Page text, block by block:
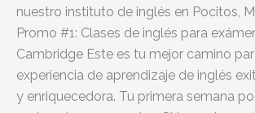
nuestro instituto de inglés en Pocitos,
Promo #1: Clases de inglés para
Cambridge Este es tu mejor camino
experiencia de aprendizaje de inglés
y enriquecedora. Tu primera semana